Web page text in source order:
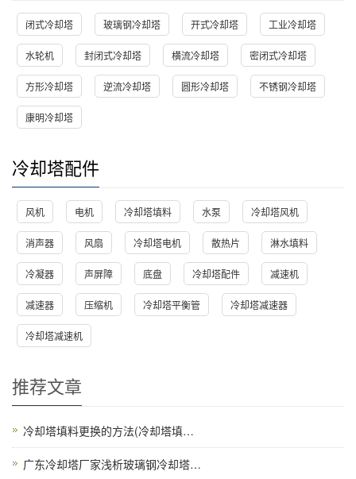
闭式冷却塔 玻璃钢冷却塔 开式冷却塔 工业冷却塔
水轮机 封闭式冷却塔 横流冷却塔 密闭式冷却塔
方形冷却塔 逆流冷却塔 圆形冷却塔 不锈钢冷却塔
康明冷却塔
冷却塔配件
风机 电机 冷却塔填料 水泵 冷却塔风机
消声器 风扇 冷却塔电机 散热片 淋水填料
冷凝器 声屏障 底盘 冷却塔配件 减速机
减速器 压缩机 冷却塔平衡管 冷却塔减速器
冷却塔减速机
推荐文章
冷却塔填料更换的方法(冷却塔填…
广东冷却塔厂家浅析玻璃钢冷却塔…